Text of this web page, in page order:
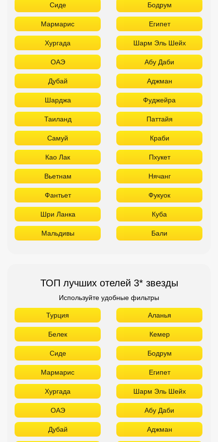
Сиде Бодрум
Мармарис Египет
Хургада Шарм Эль Шейх
ОАЭ Абу Даби
Дубай Аджман
Шарджа Фуджейра
Таиланд Паттайя
Самуй Краби
Као Лак Пхукет
Вьетнам Нячанг
Фантьет Фукуок
Шри Ланка Куба
Мальдивы Бали
ТОП лучших отелей 3* звезды
Используйте удобные фильтры
Турция Аланья
Белек Кемер
Сиде Бодрум
Мармарис Египет
Хургада Шарм Эль Шейх
ОАЭ Абу Даби
Дубай Аджман